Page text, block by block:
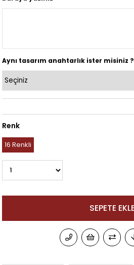
Aynı tasarım anahtarlık ister misiniz ?
Renk
16 Renkli